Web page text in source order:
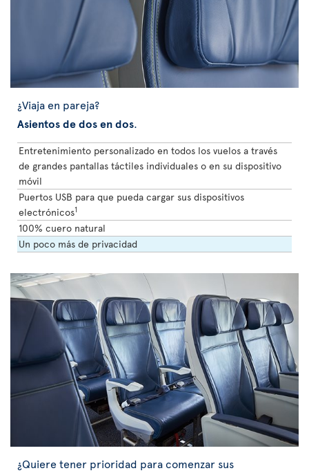
¿Viaja en pareja?
Asientos de dos en dos.
Entretenimiento personalizado en todos los vuelos a través
de grandes pantallas táctiles individuales o en su dispositivo
móvil
Puertos USB para que pueda cargar sus dispositivos
electrónicos1
100% cuero natural
Un poco más de privacidad
¿Quiere tener prioridad para comenzar sus